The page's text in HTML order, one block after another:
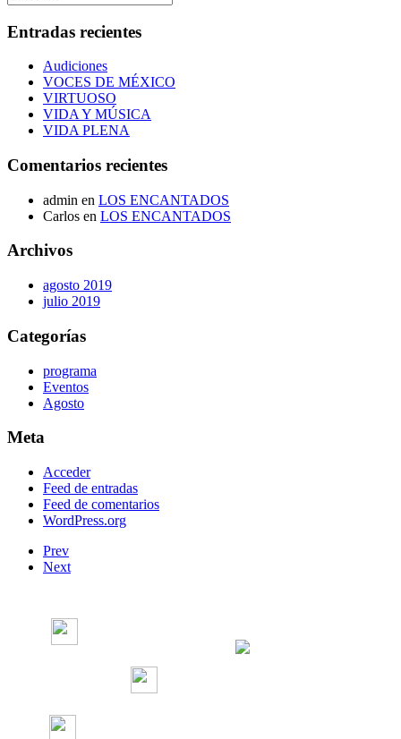
Entradas recientes
Audiciones
VOCES DE MÉXICO
VIRTUOSO
VIDA Y MÚSICA
VIDA PLENA
Comentarios recientes
admin en LOS ENCANTADOS
Carlos en LOS ENCANTADOS
Archivos
agosto 2019
julio 2019
Categorías
programa
Eventos
Agosto
Meta
Acceder
Feed de entradas
Feed de comentarios
WordPress.org
Prev
Next